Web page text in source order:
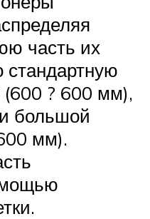
часть их
стандартную
(600 ? 600 мм),
большой
мм).